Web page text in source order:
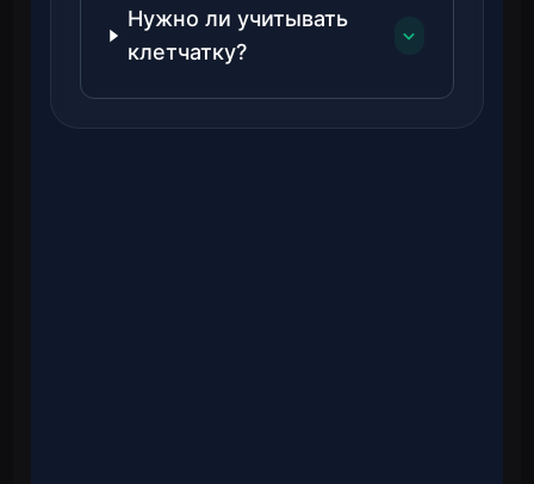
Нужно ли учитывать
клетчатку?